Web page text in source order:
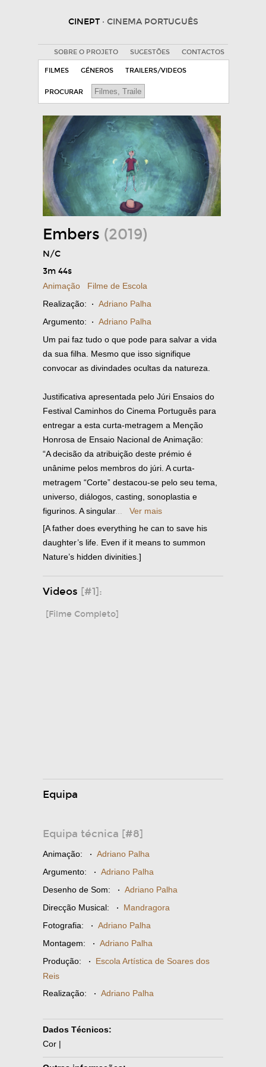
CINEPT · CINEMA PORTUGUÊS
SOBRE O PROJETO SUGESTÕES CONTACTOS
FILMES GÉNEROS TRAILERS/VIDEOS
PROCURAR
Embers (2019)
N/C
3m 44s
Animação
Filme de Escola
Realização: · Adriano Palha
Argumento: · Adriano Palha
Um pai faz tudo o que pode para salvar a vida
da sua filha. Mesmo que isso signifique
convocar as divindades ocultas da natureza.
Justificativa apresentada pelo Júri Ensaios do
Festival Caminhos do Cinema Português para
entregar a esta curta-metragem a Menção
Honrosa de Ensaio Nacional de Animação:
“A decisão da atribuição deste prémio é
unânime pelos membros do júri. A curta-
metragem “Corte” destacou-se pelo seu tema,
universo, diálogos, casting, sonoplastia e
figurinos. A singular...
Ver mais
[A father does everything he can to save his
daughter’s life. Even if it means to summon
Nature’s hidden divinities.]
Videos [#1]:
[Filme Completo]
Equipa
Equipa técnica [#8]
Animação: · Adriano Palha
Argumento: · Adriano Palha
Desenho de Som: · Adriano Palha
Direcção Musical: · Mandragora
Fotografia: · Adriano Palha
Montagem: · Adriano Palha
Produção: · Escola Artística de Soares dos
Reis
Realização: · Adriano Palha
Dados Técnicos:
Cor |